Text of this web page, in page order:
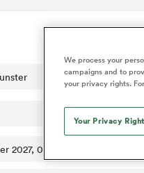
2027, 09:15am PST
We process your
campaigns and to
your privacy rights.
Your Privacy